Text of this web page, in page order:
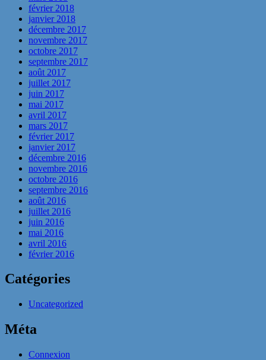
février 2018
janvier 2018
décembre 2017
novembre 2017
octobre 2017
septembre 2017
août 2017
juillet 2017
juin 2017
mai 2017
avril 2017
mars 2017
février 2017
janvier 2017
décembre 2016
novembre 2016
octobre 2016
septembre 2016
août 2016
juillet 2016
juin 2016
mai 2016
avril 2016
février 2016
Catégories
Uncategorized
Méta
Connexion